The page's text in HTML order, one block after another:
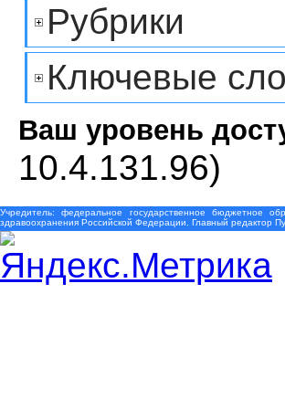
Рубрики
Ключевые
Ваш уровень
10.4.131.96)
Учредитель: федеральное государственное бюджетное
здравоохранения Российской Федерации. Главный редактор